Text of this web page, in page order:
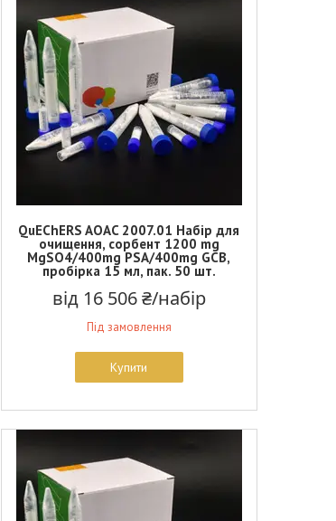
QuEChERS AOAC 2007.01 Набір для
очищення, сорбент 1200 mg
MgSO4/400mg PSA/400mg GCB,
пробірка 15 мл, пак. 50 шт.
від 16 506 ₴/набір
Під замовлення
Купити